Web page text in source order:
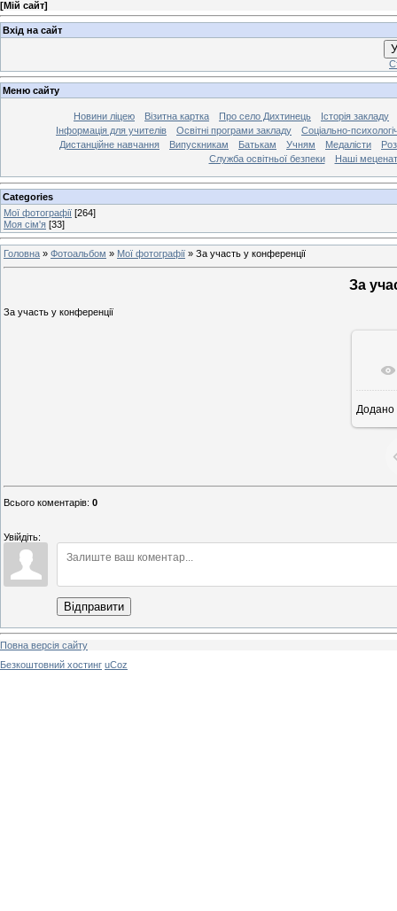
[Мій сайт]
Вхід на сайт
Меню сайту
Новини ліцею Візитна картка Про село Дихтинець
Історія закладу
Інформація для учителів
Освітні програми закладу
Соціально-
Дистанційне навчання
Випускникам Батькам Учням Медалісти
Служба освітньої безпеки
Наші
Categories
Мої фотографії [264]
Моя сім'я [33]
Головна » Фотоальбом » Мої фотографії » За участь у конференції
За
За участь у конференції
Додано
Всього коментарів: 0
Увійдіть:
Відправити
Повна версія сайту
Безкоштовний хостинг uCoz